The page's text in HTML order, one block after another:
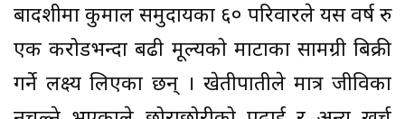
बाह्रदशीमा कुमाल समुदायका ६० परिवारले यस वर्ष रु
एक करोडभन्दा बढी मूल्यको माटाका सामग्री बिक्री
गर्ने लक्ष्य लिएका छन् । खेतीपातीले मात्र जीविका